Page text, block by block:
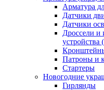
Арматура
Датчики
Датчики
Дроссели
Патроны и
Стартеры
Новогодние
Гирлянды